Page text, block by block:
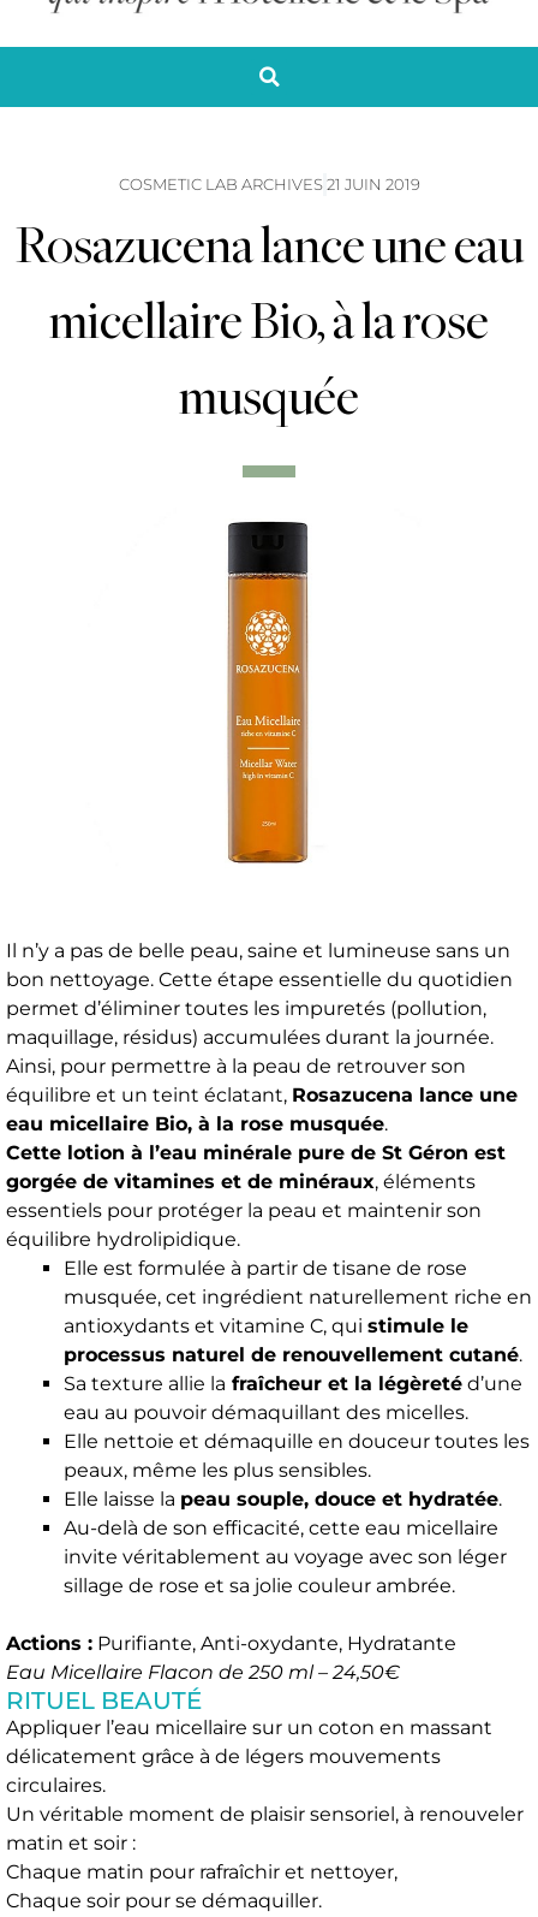
COSMETIC LAB ARCHIVES 21 JUIN 2019
Rosazucena lance une eau
micellaire Bio, à la rose
musquée
Il n’y a pas de belle peau, saine et lumineuse sans un
bon nettoyage. Cette étape essentielle du quotidien
permet d’éliminer toutes les impuretés (pollution,
maquillage, résidus) accumulées durant la journée.
Ainsi, pour permettre à la peau de retrouver son
équilibre et un teint éclatant, Rosazucena lance une
eau micellaire Bio, à la rose musquée.
Cette lotion à l’eau minérale pure de St Géron est
gorgée de vitamines et de minéraux, éléments
essentiels pour protéger la peau et maintenir son
équilibre hydrolipidique.
Elle est formulée à partir de tisane de rose
musquée, cet ingrédient naturellement riche en
antioxydants et vitamine C, qui stimule le
processus naturel de renouvellement cutané.
Sa texture allie la fraîcheur et la légèreté d’une
eau au pouvoir démaquillant des micelles.
Elle nettoie et démaquille en douceur toutes les
peaux, même les plus sensibles.
Elle laisse la peau souple, douce et hydratée.
Au-delà de son efficacité, cette eau micellaire
invite véritablement au voyage avec son léger
sillage de rose et sa jolie couleur ambrée.
Actions : Purifiante, Anti-oxydante, Hydratante
Eau Micellaire Flacon de 250 ml – 24,50€
RITUEL BEAUTÉ
Appliquer l’eau micellaire sur un coton en massant
délicatement grâce à de légers mouvements
circulaires.
Un véritable moment de plaisir sensoriel, à renouveler
matin et soir :
Chaque matin pour rafraîchir et nettoyer,
Chaque soir pour se démaquiller.